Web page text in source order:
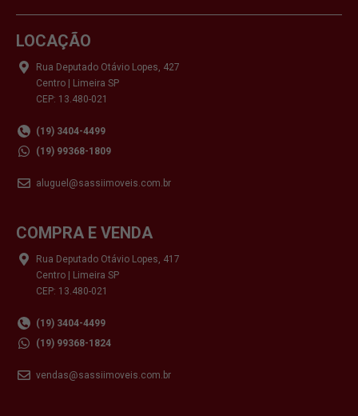
LOCAÇÃO
Rua Deputado Otávio Lopes, 427
Centro | Limeira SP
CEP: 13.480-021
(19) 3404-4499
(19) 99368-1809
aluguel@sassiimoveis.com.br
COMPRA E VENDA
Rua Deputado Otávio Lopes, 417
Centro | Limeira SP
CEP: 13.480-021
(19) 3404-4499
(19) 99368-1824
vendas@sassiimoveis.com.br